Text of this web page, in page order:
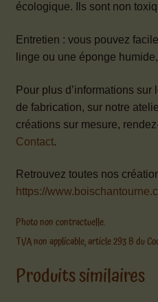
écologique. Ils sont non
Entretien : vous pouvez
linge ou une éponge
Pour plus d’informations
de fabrication, sur notre
créations sur mesure,
Contact.
Retrouvez toutes nos
https://
Photo non contractuelle.
TVA non applicable, article 293 B du
Produits similaires